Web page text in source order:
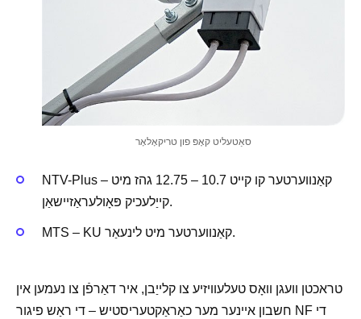
סאַטעליט קאָפּ פון טריקאָלאָר
NTV-Plus – קאַנווערטער קו קייט 10.7 – 12.75 גהז מיט
קייַלעכיק פּאָולעראַזיישאַן.
MTS – KU קאַנווערטער מיט לינעאַר.
טראכטן וועגן וואָס טעלעוויזיע צו קלייַבן, איר דאַרפֿן צו נעמען אין
חשבון איינער מער כאַראַקטעריסטיש – די ראַש פיגור NF די